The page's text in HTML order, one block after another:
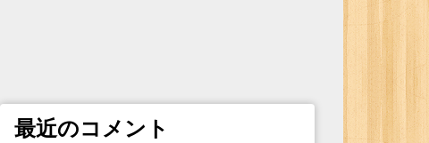
最近のコメント